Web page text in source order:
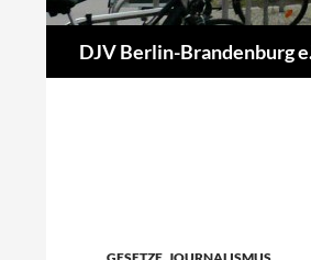
DJV Berlin-Brandenburg